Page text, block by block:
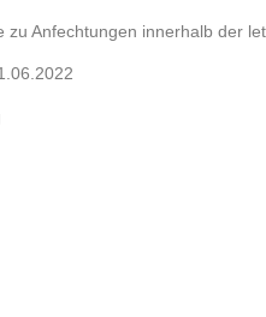
zu Anfechtungen innerhalb der